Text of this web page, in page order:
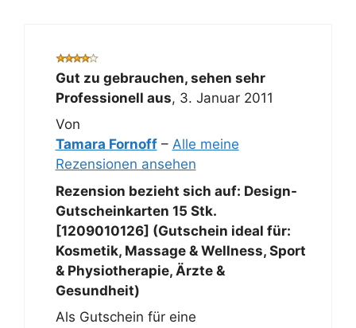
Gut zu gebrauchen, sehen sehr
Professionell aus, 3. Januar 2011
Von
Tamara Fornoff– Alle meine
Rezensionen ansehen
Rezension bezieht sich auf: Design-
Gutscheinkarten 15 Stk.
[1209010126] (Gutschein ideal für:
Kosmetik, Massage & Wellness, Sport
& Physiotherapie, Ärzte &
Gesundheit)
Als Gutschein für eine